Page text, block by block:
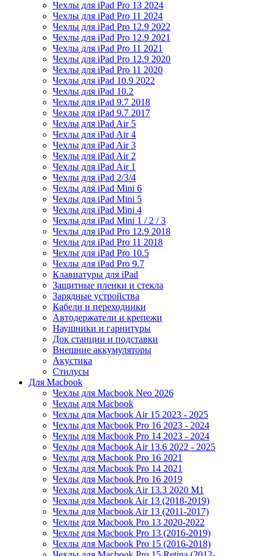
Чехлы для iPad Pro 13 2024
Чехлы для iPad Pro 11 2024
Чехлы для iPad Pro 12.9 2022
Чехлы для iPad Pro 12.9 2021
Чехлы для iPad Pro 11 2021
Чехлы для iPad Pro 12.9 2020
Чехлы для iPad Pro 11 2020
Чехлы для iPad 10.9 2022
Чехлы для iPad 10.2
Чехлы для iPad 9.7 2018
Чехлы для iPad 9.7 2017
Чехлы для iPad Air 5
Чехлы для iPad Air 4
Чехлы для iPad Air 3
Чехлы для iPad Air 2
Чехлы для iPad Air 1
Чехлы для iPad 2/3/4
Чехлы для iPad Mini 6
Чехлы для iPad Mini 5
Чехлы для iPad Mini 4
Чехлы для iPad Mini 1 / 2 / 3
Чехлы для iPad Pro 12.9 2018
Чехлы для iPad Pro 11 2018
Чехлы для iPad Pro 10.5
Чехлы для iPad Pro 9.7
Клавиатуры для iPad
Защитные пленки и стекла
Зарядные устройства
Кабели и переходники
Автодержатели и крепежи
Наушники и гарнитуры
Док станции и подставки
Внешние аккумуляторы
Акустика
Стилусы
Для Macbook
Чехлы для Macbook Neo 2026
Чехлы для Macbook
Чехлы для Macbook Air 15 2023 - 2025
Чехлы для Macbook Pro 16 2023 - 2024
Чехлы для Macbook Pro 14 2023 - 2024
Чехлы для Macbook Air 13.6 2022 - 2025
Чехлы для Macbook Pro 16 2021
Чехлы для Macbook Pro 14 2021
Чехлы для Macbook Pro 16 2019
Чехлы для Macbook Air 13.3 2020 M1
Чехлы для Macbook Air 13 (2018-2019)
Чехлы для Macbook Air 13 (2011-2017)
Чехлы для Macbook Pro 13 2020-2022
Чехлы для Macbook Pro 13 (2016-2019)
Чехлы для Macbook Pro 15 (2016-2018)